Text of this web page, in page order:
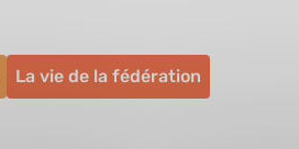
La vie de la fédération